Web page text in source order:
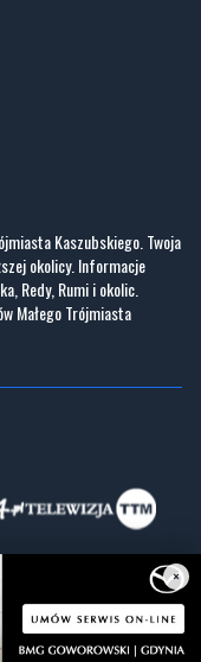
Kaszubskiego. Twoja
okolicy. Informacje
Redy, Rumi i okolic.
Małego Trójmiasta
×